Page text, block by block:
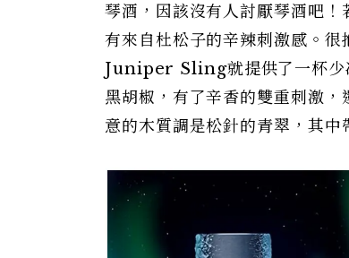
琴酒，因該沒有人討厭琴酒吧
有來自杜松子的辛辣刺激感。
Juniper Sling就提供了一杯少
黑胡椒，有了辛香的雙重刺激
意的木質調是松針的青翠，其